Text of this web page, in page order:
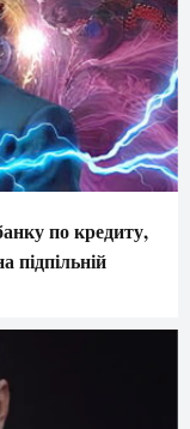
по кредиту,
підпільній